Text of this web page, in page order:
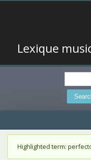
Lexique
Search
Status message
Highlighted term: